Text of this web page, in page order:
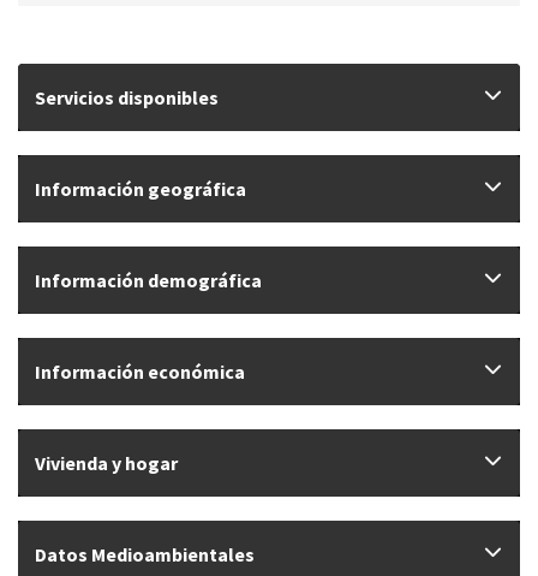
Servicios disponibles
Información geográfica
Información demográfica
Información económica
Vivienda y hogar
Datos Medioambientales